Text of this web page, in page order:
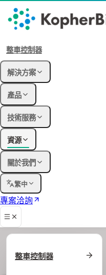
整車控制器
解決方案
產品
技術服務
資源
關於我們
繁中
專案洽詢
整車控制器
/ 最新消息